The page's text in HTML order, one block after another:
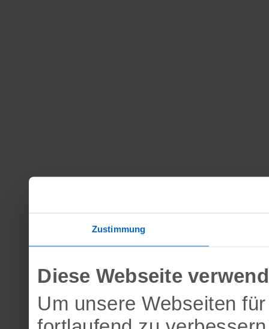
Zustimmung
Diese Webseite
Um unsere Webseiten